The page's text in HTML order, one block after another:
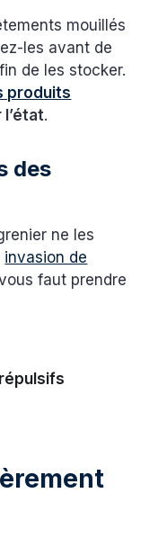
mouillés
les avant de
de les stocker.
produits
.
des
ne les
invasion de
faut prendre